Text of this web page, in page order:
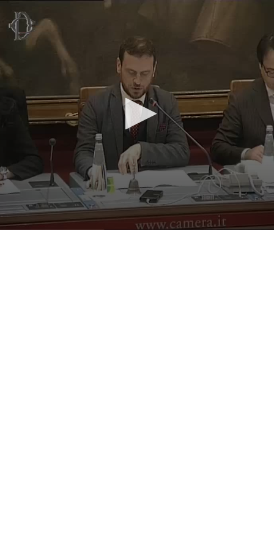
Vai al contenuto principale
WebTV Camera dei Deputati
Contenuto
Fine contenuto
Vai al contenuto principale Vai al menu di navigazione